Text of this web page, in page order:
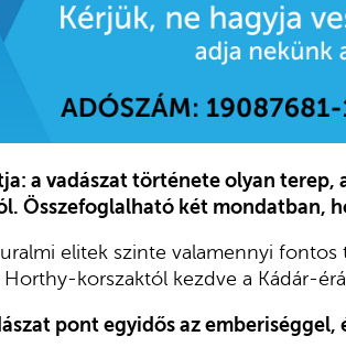
a vadászat története olyan terep,
Összefoglalható két mondatban,
elitek szinte valamennyi fontos
korszaktól kezdve a Kádár-
pont egyidős az